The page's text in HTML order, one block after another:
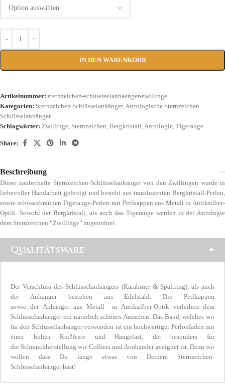
IN DEN WARENKORB
Artikelnummer: sternzeichen-schluesselanhaenger-zwillinge
Kategorien: Sternzeichen Schlüsselanhänger, Astrologische Sternzeichen
Schlüsselanhänger
Schlagwörter: Zwillinge Sternzeichen Bergkristall Astrologie Tigerauge
Share:
Beschreibung
Dieser zauberhafte Sternzeichen-Schlüsselanhänger von den Zwillingen wurde in
liebevoller Handarbeit gefertigt und besteht aus transluzenten Bergkristall-Perlen,
sowie schwarzbraunen Tigerauge-Perlen mit Perlkappen aus Metall in Antiksilber-
Optik. Sowohl der Bergkristall, als auch das Tigerauge werden in der Astrologie
dem Sternzeichen “Zwillinge” zugeordnet.
Qualitätsware
Der Verschluss des Schlüsselanhängers (Karabiner & Spaltring), als auch
der Anhänger bestehen aus Edelstahl. Die Perlkappen
sowie der Anhänger aus Metall in Antiksilber-Optik verleihen dem
Schlüsselanhänger ein natürlich schönes Aussehen. Das Band, welches wir
für den Schlüsselanhänger verwenden ist ein hochwertiger Perlonfaden mit
einer hohen Reißfeste und Hängelast, der besonders für
die Schmuckherstellung wie Colliers und Armbänder geeignet ist. Denn wir
wollen dass Du lange etwas von Deinem Sternzeichen-
Schlüsselanhänger hast!